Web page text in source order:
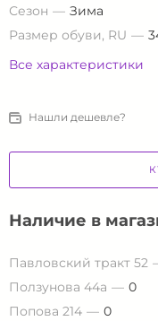
Сезон
Зима
Размер обуви, RU
Все характеристики
Нашли дешевле?
Наличие в
Павловский тракт 52
Ползунова 44а
0
Попова 214
0